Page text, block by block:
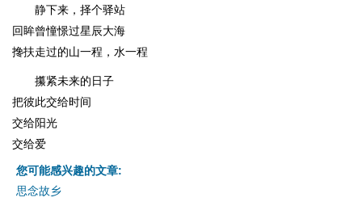
静下来，择个驿站
回眸曾憧憬过星辰大海
搀扶走过的山一程，水一程
攥紧未来的日子
把彼此交给时间
交给阳光
交给爱
您可能感兴趣的文章:
思念故乡